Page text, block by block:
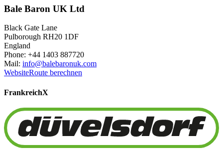
Bale Baron UK Ltd
Black Gate Lane
Pulborough RH20 1DF
England
Phone: +44 1403 887720
Mail: info@balebaronuk.com
WebsiteRoute berechnen
FrankreichX